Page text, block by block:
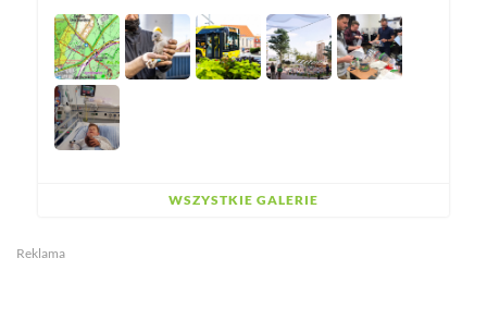
WSZYSTKIE GALERIE
Reklama